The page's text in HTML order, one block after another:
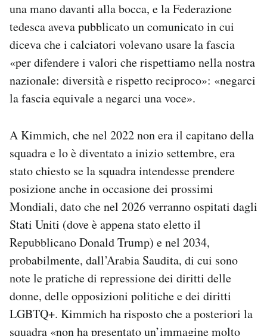
una mano davanti alla bocca, e la Federazione
tedesca aveva pubblicato un comunicato in cui
diceva che i calciatori volevano usare la fascia
«per difendere i valori che rispettiamo nella nostra
nazionale: diversità e rispetto reciproco»: «negarci
la fascia equivale a negarci una voce».
A Kimmich, che nel 2022 non era il capitano della
squadra e lo è diventato a inizio settembre, era
stato chiesto se la squadra intendesse prendere
posizione anche in occasione dei prossimi
Mondiali, dato che nel 2026 verranno ospitati dagli
Stati Uniti (dove è appena stato eletto il
Repubblicano Donald Trump) e nel 2034,
probabilmente, dall’Arabia Saudita, di cui sono
note le pratiche di repressione dei diritti delle
donne, delle opposizioni politiche e dei diritti
LGBTQ+. Kimmich ha risposto che a posteriori la
squadra «non ha presentato un’immagine molto